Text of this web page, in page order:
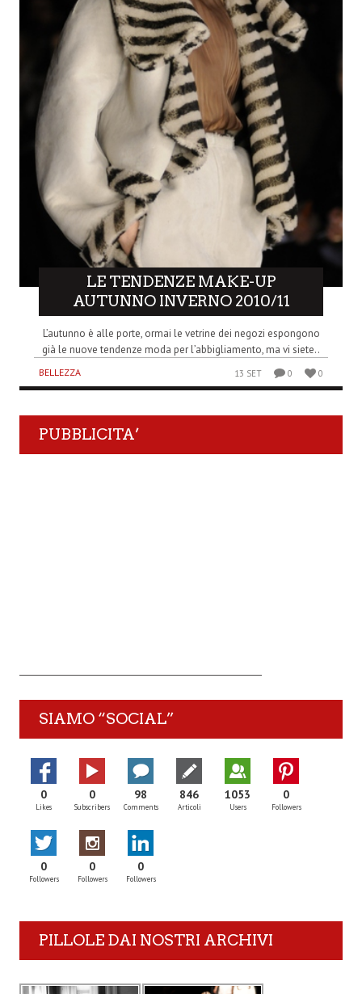
LE TENDENZE MAKE-UP
AUTUNNO INVERNO 2010/11
L’autunno è alle porte, ormai le vetrine dei negozi espongono
già le nuove tendenze moda per l’abbigliamento, ma vi siete..
BELLEZZA 13 SET 0 0
PUBBLICITA’
SIAMO “SOCIAL”
0
Likes
0
Subscribers
98
Comments
846
Articoli
1053
Users
0
Followers
0
Followers
0
Followers
0
Followers
PILLOLE DAI NOSTRI ARCHIVI